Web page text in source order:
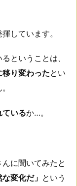
しています。
ということは、
り変わったとい
いるか…。
に聞いてみたと
変化だ」 という